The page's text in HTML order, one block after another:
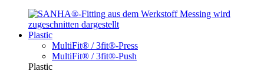
Plastic
MultiFit® / 3fit®-Press
MultiFit® / 3fit®-Push
Plastic